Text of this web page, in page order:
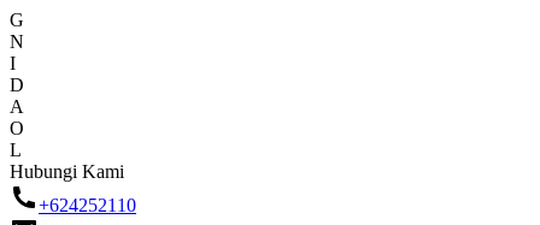
G
N
I
D
A
O
L
Skip
to
content
Hubungi Kami
+624252110